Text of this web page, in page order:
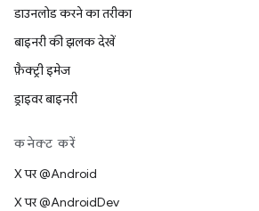
डाउनलोड करने का तरीका
बाइनरी की झलक देखें
फ़ैक्ट्री इमेज
ड्राइवर बाइनरी
कनेक्ट करें
X पर @Android
X पर @AndroidDev